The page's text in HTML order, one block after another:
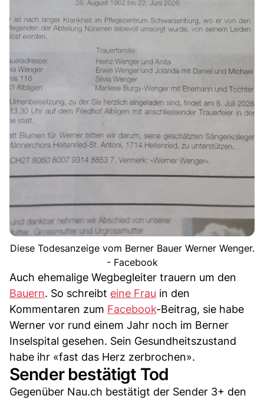
Diese Todesanzeige vom Berner Bauer Werner Wenger.
- Facebook
Auch ehemalige Wegbegleiter trauern um den
Bauern. So schreibt eine Frau in den
Kommentaren zum Facebook-Beitrag, sie habe
Werner vor rund einem Jahr noch im Berner
Inselspital gesehen. Sein Gesundheitszustand
habe ihr «fast das Herz zerbrochen».
Sender bestätigt Tod
Gegenüber Nau.ch bestätigt der Sender 3+ den